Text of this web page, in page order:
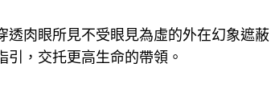
肉眼所見不受眼見為虛的外在幻象遮
，交托更高生命的帶領。